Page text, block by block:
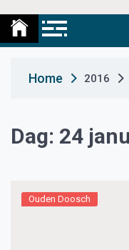
e
t
Home 2016
Dag: 24
Ouden Doosch